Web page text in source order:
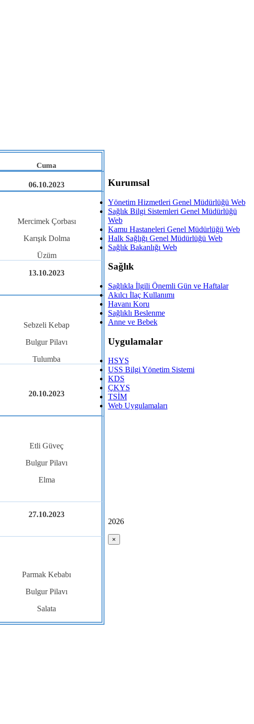
Cuma
06.10.2023
Mercimek Çorbası
Karışık Dolma
Üzüm
13.10.2023
Sebzeli Kebap
Bulgur Pilavı
Tulumba
20.10.2023
Etli Güveç
Bulgur Pilavı
Elma
27.10.2023
Parmak Kebabı
Bulgur Pilavı
Salata
Kurumsal
Yönetim Hizmetleri Genel Müdürlüğü Web
Sağlık Bilgi Sistemleri Genel Müdürlüğü
Web
Kamu Hastaneleri Genel Müdürlüğü Web
Halk Sağlığı Genel Müdürlüğü Web
Sağlık Bakanlığı Web
Sağlık
Sağlıkla İlgili Önemli Gün ve Haftalar
Akılcı İlaç Kullanımı
Havanı Koru
Sağlıklı Beslenme
Anne ve Bebek
Uygulamalar
HSYS
USS Bilgi Yönetim Sistemi
KDS
ÇKYS
TSİM
Web Uygulamaları
2026
×